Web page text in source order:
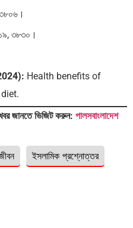
৩৮৩০।
Health benefits of
জানতে ভিজিট করুন: পালসবাংলাদেশ
ইসলামিক প্রশ্নোত্তর